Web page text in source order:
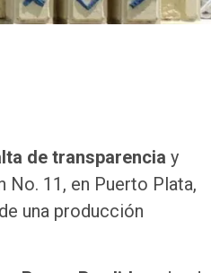
de transparencia y
11, en Puerto Plata,
una producción